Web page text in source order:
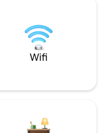
Wifi